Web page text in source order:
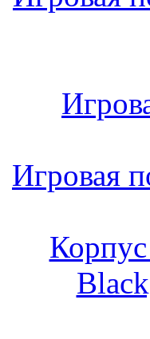
Игровая